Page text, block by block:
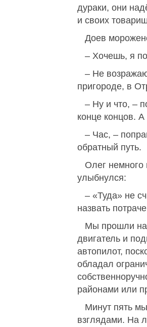
дураки, они
и своих
Доев
– Хочешь, я
– Не
пригороде, в
– Ну и что, –
конце концов.
– Час, –
обратный путь.
Олег немного
улыбнулся:
– «Туда» не
назвать
Мы прошли на
двигатель и
автопилот,
обладал
районами или
Минут пять
взглядами. На